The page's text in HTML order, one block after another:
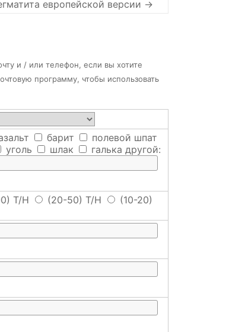
европейской версии →
и / или телефон, если вы хотите
программу, чтобы использовать
барит
полевой шпат
уголь шлак галька другой:
T/H (20-50) T/H
(10-20)